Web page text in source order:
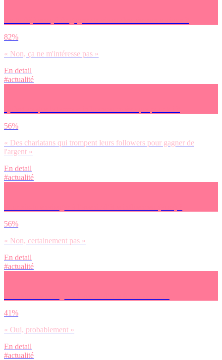
82%
« Non, ça ne m'intéresse pas »
En detail
#actualité
56%
« Des charlatans qui trompent leurs followers pour gagner de
l'argent »
En detail
#actualité
56%
« Non, certainement pas »
En detail
#actualité
41%
« Oui, probablement »
En detail
#actualité